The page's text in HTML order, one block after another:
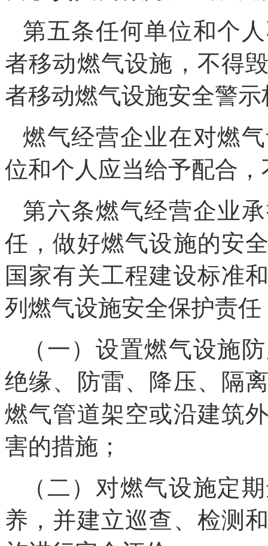
第五条任何单位和个
者移动燃气设施，不得
者移动燃气设施安全警示
燃气经营企业在对燃
位和个人应当给予配合
第六条燃气经营企业
任，做好燃气设施的安
国家有关工程建设标准
列燃气设施安全保护责任
（一）设置燃气设施
绝缘、防雷、降压、隔
燃气管道架空或沿建筑
害的措施；
（二）对燃气设施定
养，并建立巡查、检测